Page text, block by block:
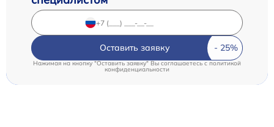
Оставить заявку
Нажимая на кнопку "Оставить заявку" Вы соглашаетесь c политикой
конфиденциальности